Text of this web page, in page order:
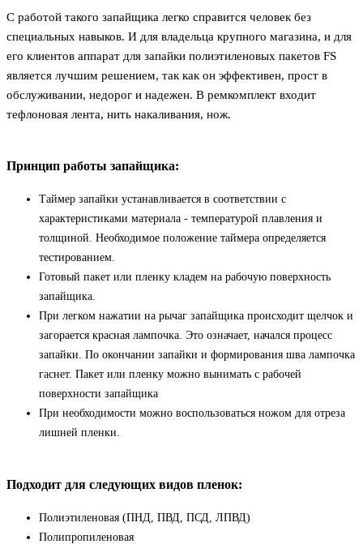
С работой такого запайщика легко справится человек без
специальных навыков. И для владельца крупного магазина, и для
его клиентов аппарат для запайки полиэтиленовых пакетов FS
является лучшим решением, так как он эффективен, прост в
обслуживании, недорог и надежен. В ремкомплект входит
тефлоновая лента, нить накаливания, нож.
Принцип работы запайщика:
Таймер запайки устанавливается в соответствии с
характеристиками материала - температурой плавления и
толщиной. Необходимое положение таймера определяется
тестированием.
Готовый пакет или пленку кладем на рабочую поверхность
запайщика.
При легком нажатии на рычаг запайщика происходит щелчок и
загорается красная лампочка. Это означает, начался процесс
запайки. По окончании запайки и формирования шва лампочка
гаснет. Пакет или пленку можно вынимать с рабочей
поверхности запайщика
При необходимости можно воспользоваться ножом для отреза
лишней пленки.
Подходит для следующих видов пленок:
Полиэтиленовая (ПНД, ПВД, ПСД, ЛПВД)
Полипропиленовая